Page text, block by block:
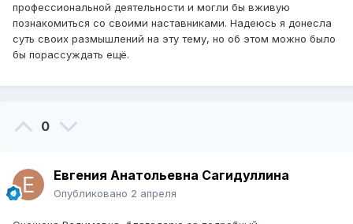
профессиональной деятельности и могли бы вживую
познакомиться со своими наставниками. Надеюсь я донесла
суть своих размышлений на эту тему, но об этом можно было
бы порассуждать ещё.
0
Евгения Анатольевна Сагидуллина
Опубликовано 2 апреля